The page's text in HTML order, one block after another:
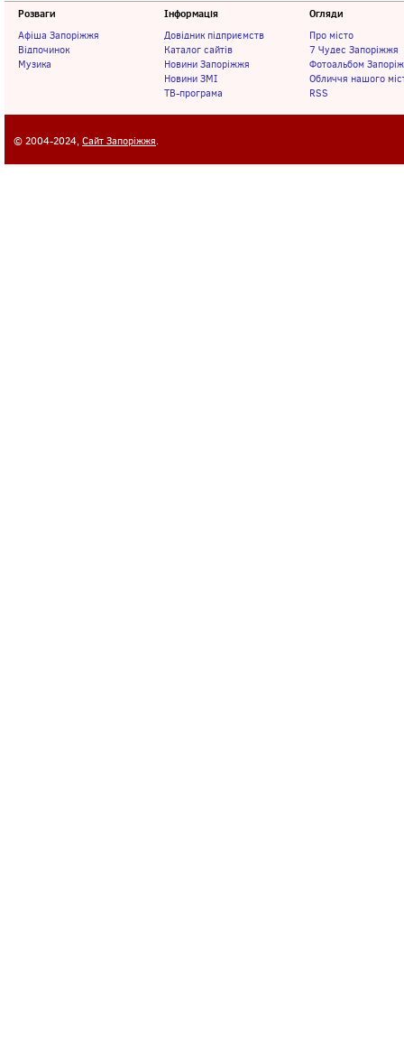
Розваги
Афіша Запоріжжя
Відпочинок
Музика
Інформація
Довідник підприємств
Каталог сайтів
Новини Запоріжжя
Новини ЗМІ
ТВ-програма
Огляди
Про місто
7 Чудес Запоріжжя
Фотоальбом
Обличчя нашого
RSS
© 2004-2024, Сайт Запоріжжя.